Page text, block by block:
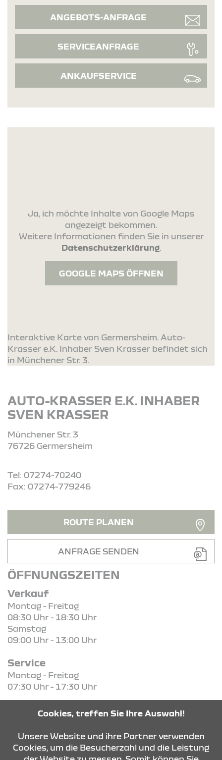
ANGEBOTS-ANFRAGE
SERVICEANFRAGE
ANKAUFSERVICE
Ja, ich möchte Inhalte von Google Maps
angezeigt bekommen.
Weitere Informationen finden Sie in unserer
Datenschutzerklärung.
GOOGLE MAPS ÖFFNEN
Interaktive Karte von Germersheim. Auto-
Krasser e.K. Inhaber Sven Krasser befindet sich
in Münchener Str. 3.
AUTO-KRASSER E.K. INHABER
SVEN KRASSER
Münchener Str. 3
76726 Germersheim
Tel: 07274-70240
Fax: 07274-779246
ROUTE PLANEN
ANFRAGE SENDEN
ÖFFNUNGSZEITEN
Verkauf
Montag - Freitag
08:30 Uhr - 18:30 Uhr
Samstag
09:00 Uhr - 13:00 Uhr
Service
Montag - Freitag
07:30 Uhr - 17:30 Uhr
Teile / Zubehör
08:00 Uhr - 17:00 Uhr
Cookies, treffen Sie Ihre Auswahl!
Unsere Website und ihre Partner verwenden
Cookies, um die Besucherzahl und die Leistung